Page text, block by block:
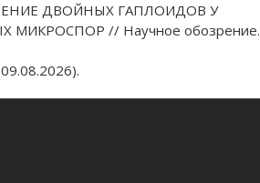
ДВОЙНЫХ ГАПЛОИДОВ У
МИКРОСПОР // Научное обозрение.